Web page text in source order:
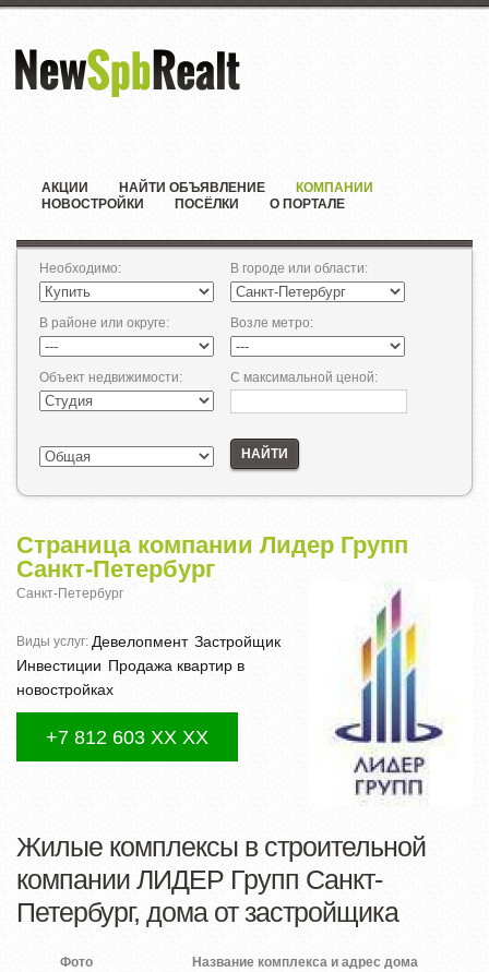
АКЦИИ НАЙТИ ОБЪЯВЛЕНИЕ
КОМПАНИИ
НОВОСТРОЙКИ
ПОСЁЛКИ О ПОРТАЛЕ
Необходимо: В городе или области:
В районе или округе: Возле метро:
Объект недвижимости: С максимальной ценой:
НАЙТИ
Страница компании Лидер Групп
Санкт-Петербург
Санкт-Петербург
Виды услуг: Девелопмент Застройщик
Инвестиции Продажа квартир в
новостройках
+7 812 603 XX XX
Жилые комплексы в строительной
компании ЛИДЕР Групп Санкт-
Петербург, дома от застройщика
Фото Название комплекса и адрес дома